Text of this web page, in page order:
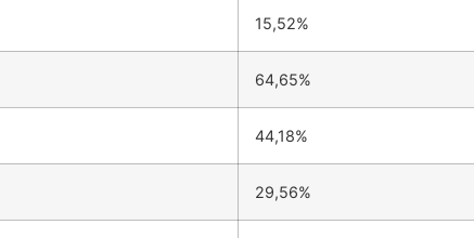
15,52%
64,65%
44,18%
29,56%